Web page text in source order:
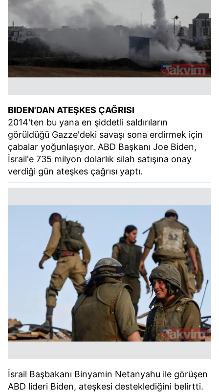
BIDEN'DAN ATEŞKES ÇAĞRISI
2014'ten bu yana en şiddetli saldırıların
görüldüğü Gazze'deki savaşı sona erdirmek için
çabalar yoğunlaşıyor. ABD Başkanı Joe Biden,
İsrail'e 735 milyon dolarlık silah satışına onay
verdiği gün ateşkes çağrısı yaptı.
İsrail Başbakanı Binyamin Netanyahu ile görüşen
ABD lideri Biden, ateşkesi desteklediğini belirtti.